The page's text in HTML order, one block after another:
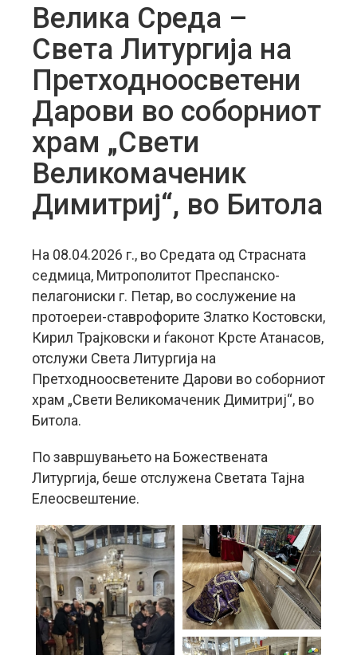
Велика Среда –
Света Литургија на
Претходноосветени
Дарови во соборниот
храм „Свети
Великомаченик
Димитриј“, во Битола
На 08.04.2026 г., во Средата од Страсната
седмица, Митрополитот Преспанско-
пелагониски г. Петар, во сослужение на
протоереи-ставрофорите Златко Костовски,
Кирил Трајковски и ѓаконот Крсте Атанасов,
отслужи Света Литургија на
Претходноосветените Дарови во соборниот
храм „Свети Великомаченик Димитриј“, во
Битола.
По завршувањето на Божествената
Литургија, беше отслужена Светата Тајна
Елеосвештение.